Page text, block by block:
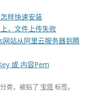
样快速安装
，文件上传失败
站从阿里云服务器到腾
或 内容Pem
分类，被贴了 宝塔标签。